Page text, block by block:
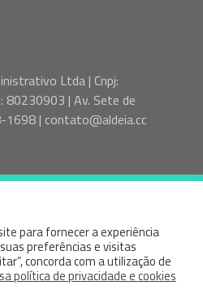
Ltda | Cnpj:
| Av. Sete de
| contato@aldeia.cc
— ALL RIGHTS RESERVED
Facebook
Instagram
Linked
In
para fornecer a experiência
preferências e visitas
concorda com a utilização de
política de privacidade e cookies